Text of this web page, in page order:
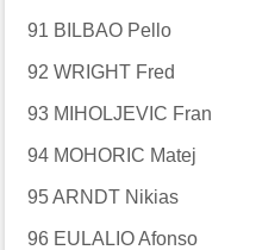
91 BILBAO Pello
92 WRIGHT Fred
93 MIHOLJEVIC Fran
94 MOHORIC Matej
95 ARNDT Nikias
96 EULALIO Afonso